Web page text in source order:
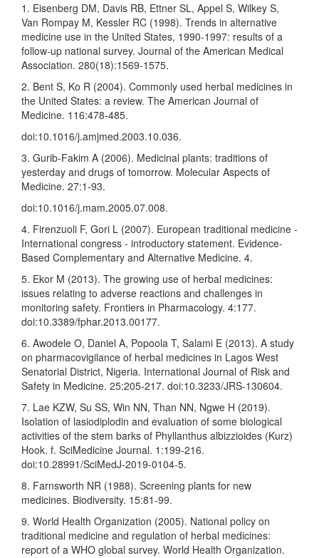
1. Eisenberg DM, Davis RB, Ettner SL, Appel S, Wilkey S,
Van Rompay M, Kessler RC (1998). Trends in alternative
medicine use in the United States, 1990-1997: results of a
follow-up national survey. Journal of the American Medical
Association. 280(18):1569-1575.
2. Bent S, Ko R (2004). Commonly used herbal medicines in
the United States: a review. The American Journal of
Medicine. 116:478-485.
doi:10.1016/j.amjmed.2003.10.036.
3. Gurib-Fakim A (2006). Medicinal plants: traditions of
yesterday and drugs of tomorrow. Molecular Aspects of
Medicine. 27:1-93.
doi:10.1016/j.mam.2005.07.008.
4. Firenzuoli F, Gori L (2007). European traditional medicine -
International congress - introductory statement. Evidence-
Based Complementary and Alternative Medicine. 4.
5. Ekor M (2013). The growing use of herbal medicines:
issues relating to adverse reactions and challenges in
monitoring safety. Frontiers in Pharmacology. 4:177.
doi:10.3389/fphar.2013.00177.
6. Awodele O, Daniel A, Popoola T, Salami E (2013). A study
on pharmacovigilance of herbal medicines in Lagos West
Senatorial District, Nigeria. International Journal of Risk and
Safety in Medicine. 25:205-217. doi:10.3233/JRS-130604.
7. Lae KZW, Su SS, Win NN, Than NN, Ngwe H (2019).
Isolation of lasiodiplodin and evaluation of some biological
activities of the stem barks of Phyllanthus albizzioides (Kurz)
Hook. f. SciMedicine Journal. 1:199-216.
doi:10.28991/SciMedJ-2019-0104-5.
8. Farnsworth NR (1988). Screening plants for new
medicines. Biodiversity. 15:81-99.
9. World Health Organization (2005). National policy on
traditional medicine and regulation of herbal medicines:
report of a WHO global survey. World Health Organization.